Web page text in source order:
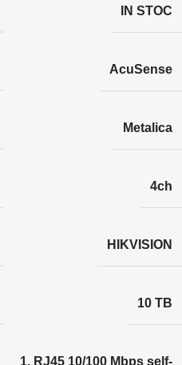
IN STOC
AcuSense
Metalica
4ch
HIKVISION
10 TB
1, RJ45 10/100 Mbps self-